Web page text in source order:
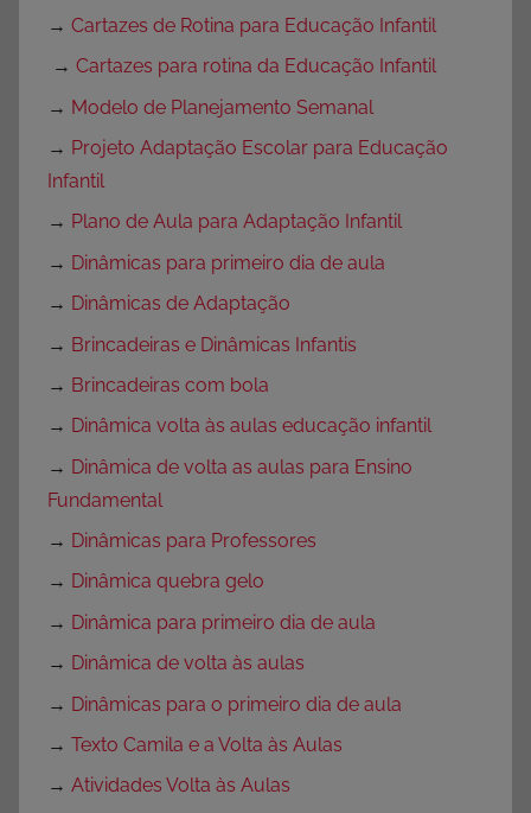
→ Cartazes de Rotina para Educação Infantil
→ Cartazes para rotina da Educação Infantil
→ Modelo de Planejamento Semanal
→ Projeto Adaptação Escolar para Educação
Infantil
→ Plano de Aula para Adaptação Infantil
→ Dinâmicas para primeiro dia de aula
→ Dinâmicas de Adaptação
→ Brincadeiras e Dinâmicas Infantis
→ Brincadeiras com bola
→ Dinâmica volta às aulas educação infantil
→ Dinâmica de volta as aulas para Ensino
Fundamental
→ Dinâmicas para Professores
→ Dinâmica quebra gelo
→ Dinâmica para primeiro dia de aula
→ Dinâmica de volta às aulas
→ Dinâmicas para o primeiro dia de aula
→ Texto Camila e a Volta às Aulas
→ Atividades Volta às Aulas